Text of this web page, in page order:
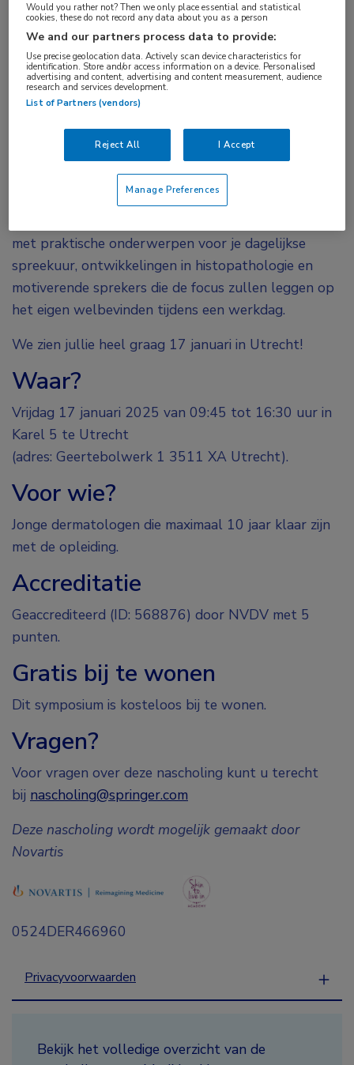
Deze bijeenkomst heeft inmiddels
plaatsgevonden.
2025 het derde Dermatologen van de Toekomst
symposium plaats.
We ontmoeten elkaar live bij Karel 5 in Utrecht met
met praktische onderwerpen voor je dagelijkse
spreekuur, ontwikkelingen in histopathologie en
motiverende sprekers die de focus zullen leggen op
het eigen welbevinden tijdens een werkdag.
We zien jullie heel graag 17 januari in Utrecht!
Waar?
Vrijdag 17 januari 2025 van 09:45 tot 16:30 uur in
Karel 5 te Utrecht
(adres: Geertebolwerk 1 3511 XA Utrecht).
Voor wie?
Jonge dermatologen die maximaal 10 jaar klaar zijn
met de opleiding.
Accreditatie
Geaccrediteerd (ID: 568876) door NVDV met 5
punten.
Gratis bij te wonen
Dit symposium is kosteloos bij te wonen.
Vragen?
Voor vragen over deze nascholing kunt u terecht
bij nascholing@springer.com
Deze nascholing wordt mogelijk gemaakt door
Novartis
0524DER466960
Privacyvoorwaarden
Bekijk het volledige overzicht van de
Would you rather not? Then we only place essential and statistical
cookies, these do not record any data about you as a person
We and our partners process data to provide:
Use precise geolocation data. Actively scan device characteristics for
identification. Store and/or access information on a device. Personalised
advertising and content, advertising and content measurement, audience
research and services development.
List of Partners (vendors)
Reject All I Accept
Manage Preferences